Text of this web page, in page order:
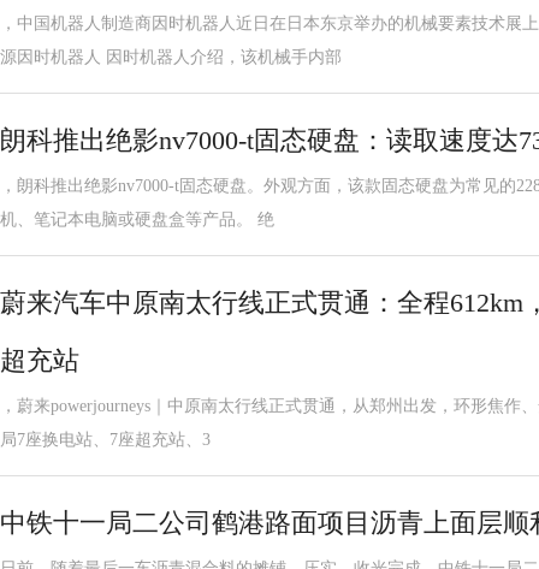
，中国机器人制造商因时机器人近日在日本东京举办的机械要素技术展
源因时机器人 因时机器人介绍，该机械手内部
朗科推出绝影nv7000-t固态硬盘：读取速度达
，朗科推出绝影nv7000-t固态硬盘。外观方面，该款固态硬盘为常见的
机、笔记本电脑或硬盘盒等产品。 绝
蔚来汽车中原南太行线正式贯通：全程612km
超充站
，蔚来powerjourneys｜中原南太行线正式贯通，从郑州出发，环形焦作
局7座换电站、7座超充站、3
中铁十一局二公司鹤港路面项目沥青上面层顺